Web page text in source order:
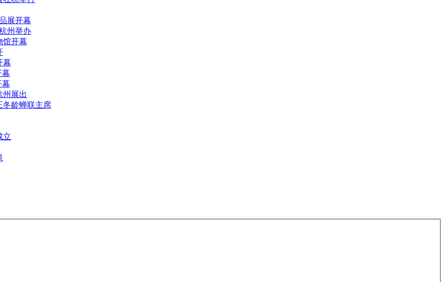
展开幕
州举办
开幕
幕
州展出
冬龄蝉联主席
立